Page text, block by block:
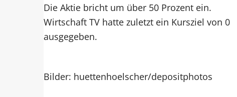
Die Aktie bricht um über 50 Prozent ein.
Wirtschaft TV hatte zuletzt ein Kursziel von 0
ausgegeben.
Bilder: huettenhoelscher/depositphotos